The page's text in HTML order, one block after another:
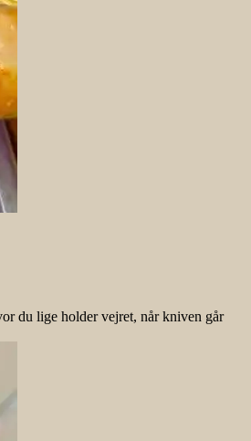
du lige holder vejret, når kniven går